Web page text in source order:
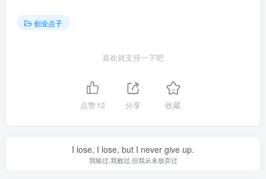
创业点子
喜欢就支持一下吧
点赞12 分享 收藏
I lose, I lose, but I never give up.
我输过,我败过,但我从未放弃过